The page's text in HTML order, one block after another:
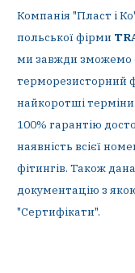
Компанія "Пласт і
польської фірми
ми завжди зможемо
терморезисторний
найкоротші
100% гарантію
наявність всієї
фітингів. Також
документацію з
"Сертифікати".